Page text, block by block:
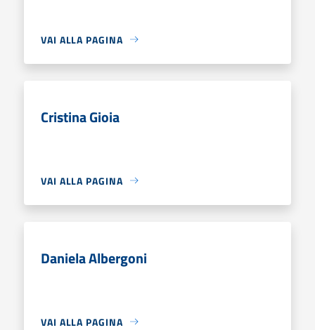
VAI ALLA PAGINA
Cristina Gioia
VAI ALLA PAGINA
Daniela Albergoni
VAI ALLA PAGINA